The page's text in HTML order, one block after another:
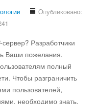
Опубликовано:
Разработчики
Ваши пожелания.
полный
Чтобы разграничить
пользователей,
необходимо знать,